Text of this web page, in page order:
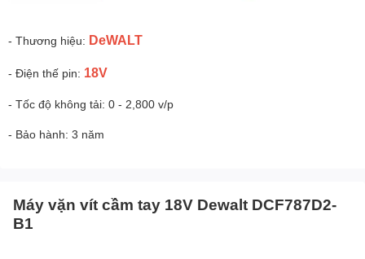
- Thương hiệu: DeWALT
- Điện thế pin: 18V
- Tốc độ không tải: 0 - 2,800 v/p
- Bảo hành: 3 năm
Máy vặn vít cầm tay 18V Dewalt DCF787D2-
B1